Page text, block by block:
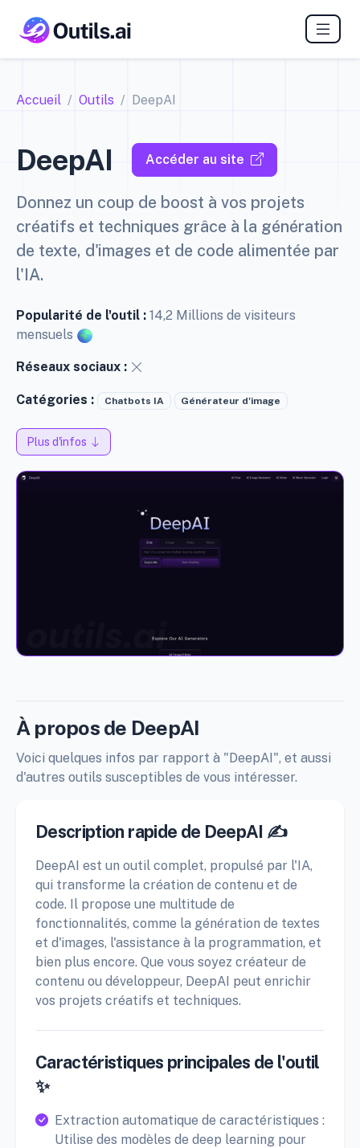
Accueil Outils DeepAI
DeepAI Accéder au site
Donnez un coup de boost à vos projets
créatifs et techniques grâce à la génération
de texte, d'images et de code alimentée par
l'IA.
Popularité de l'outil : 14,2 Millions de visiteurs
mensuels
Réseaux sociaux :
Catégories : Chatbots IA Générateur d'image
Plus d'infos
À propos de DeepAI
Voici quelques infos par rapport à "DeepAI", et aussi
d'autres outils susceptibles de vous intéresser.
Description rapide de DeepAI ✍️
DeepAI est un outil complet, propulsé par l'IA,
qui transforme la création de contenu et de
code. Il propose une multitude de
fonctionnalités, comme la génération de textes
et d'images, l'assistance à la programmation, et
bien plus encore. Que vous soyez créateur de
contenu ou développeur, DeepAI peut enrichir
vos projets créatifs et techniques.
Caractéristiques principales de l'outil
✨
Extraction automatique de caractéristiques :
Utilise des modèles de deep learning pour